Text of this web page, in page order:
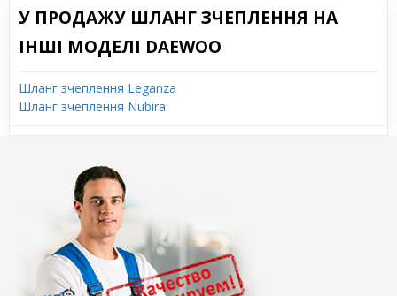
У ПРОДАЖУ ШЛАНГ ЗЧЕПЛЕННЯ НА
ІНШІ МОДЕЛІ DAEWOO
Шланг зчеплення Leganza
Шланг зчеплення Nubira